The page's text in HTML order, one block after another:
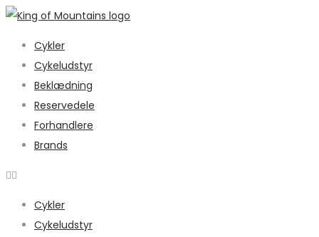
Cykler
Cykeludstyr
Beklædning
Reservedele
Forhandlere
Brands
Cykler
Cykeludstyr